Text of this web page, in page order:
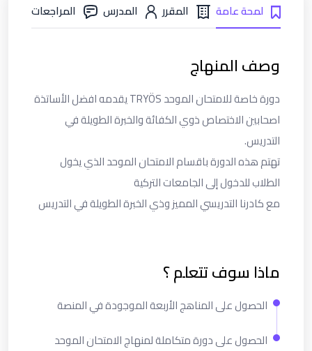
لمحة عامة المقرر المدرس المراجعات
وصف المنهاج
دورة خاصة للامتحان الموحد TRYÖS يقدمه افضل الأساتذة
اصحابين الاختصاص ذوي الكفائة والخبرة الطويلة في
التدريس.
تهتم هذه الدورة باقسام الامتحان الموحد الذي يخول
الطلاب للدخول إلى الجامعات التركية
مع كادرنا التدريسي المميز وذي الخبرة الطويلة في التدريس
ماذا سوف تتعلم ؟
الحصول على المناهج الأربعة الموجودة في المنصة
الحصول على دورة متكاملة لمنهاج الامتحان الموحد